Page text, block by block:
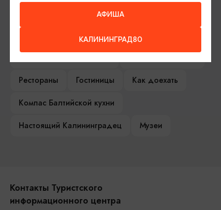
Гостевая книга
Гиды и экскурсоводы
Рестораны
Гостиницы
Как доехать
Компас Балтийской кухни
Настоящий Калининградец
Музеи
Контакты Туристского
информационного центра
АФИША
КАЛИНИНГРАД80